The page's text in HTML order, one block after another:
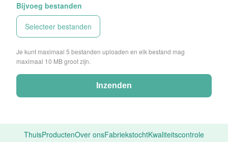
Bijvoeg bestanden
Selecteer bestanden
Je kunt maximaal 5 bestanden uploaden en elk bestand mag
maximaal 10 MB groot zijn.
Inzenden
ThuisProductenOver onsFabriekstochtKwaliteitscontrole